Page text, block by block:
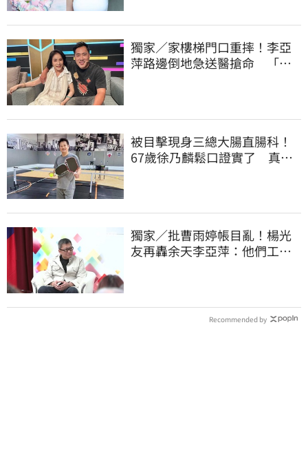
獨家／家樓梯門口重摔！李亞
萍路邊倒地急送醫搶命 「最
被目擊現身三總大腸直腸科！
67歲徐乃麟鬆口證實了 真實
獨家／批曹雨婷帳目亂！楊光
友再轟余天李亞萍：他們工會
Recommended by